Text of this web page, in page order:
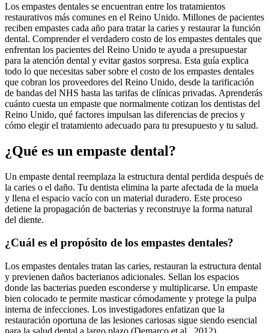
Los empastes dentales se encuentran entre los tratamientos
restaurativos más comunes en el Reino Unido. Millones de pacientes
reciben empastes cada año para tratar la caries y restaurar la función
dental. Comprender el verdadero costo de los empastes dentales que
enfrentan los pacientes del Reino Unido te ayuda a presupuestar
para la atención dental y evitar gastos sorpresa. Esta guía explica
todo lo que necesitas saber sobre el costo de los empastes dentales
que cobran los proveedores del Reino Unido, desde la tarificación
de bandas del NHS hasta las tarifas de clínicas privadas. Aprenderás
cuánto cuesta un empaste que normalmente cotizan los dentistas del
Reino Unido, qué factores impulsan las diferencias de precios y
cómo elegir el tratamiento adecuado para tu presupuesto y tu salud.
¿Qué es un empaste dental?
Un empaste dental reemplaza la estructura dental perdida después de
la caries o el daño. Tu dentista elimina la parte afectada de la muela
y llena el espacio vacío con un material duradero. Este proceso
detiene la propagación de bacterias y reconstruye la forma natural
del diente.
¿Cuál es el propósito de los empastes dentales?
Los empastes dentales tratan las caries, restauran la estructura dental
y previenen daños bacterianos adicionales. Sellan los espacios
donde las bacterias pueden esconderse y multiplicarse. Un empaste
bien colocado te permite masticar cómodamente y protege la pulpa
interna de infecciones. Los investigadores enfatizan que la
restauración oportuna de las lesiones cariosas sigue siendo esencial